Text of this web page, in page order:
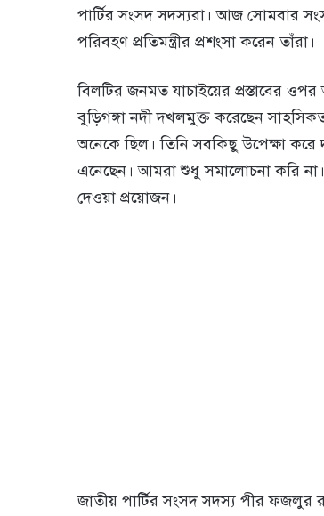
পার্টির সংসদ সদস্যরা। আজ সোমবার
পরিবহণ প্রতিমন্ত্রীর প্রশংসা করেন তাঁরা।
বিলটির জনমত যাচাইয়ের প্রস্তাবের
বুড়িগঙ্গা নদী দখলমুক্ত করেছেন
অনেকে ছিল। তিনি সবকিছু উপেক্ষা
এনেছেন। আমরা শুধু সমালোচনা করি
দেওয়া প্রয়োজন।
জাতীয় পার্টির সংসদ সদস্য পীর ফজলুর